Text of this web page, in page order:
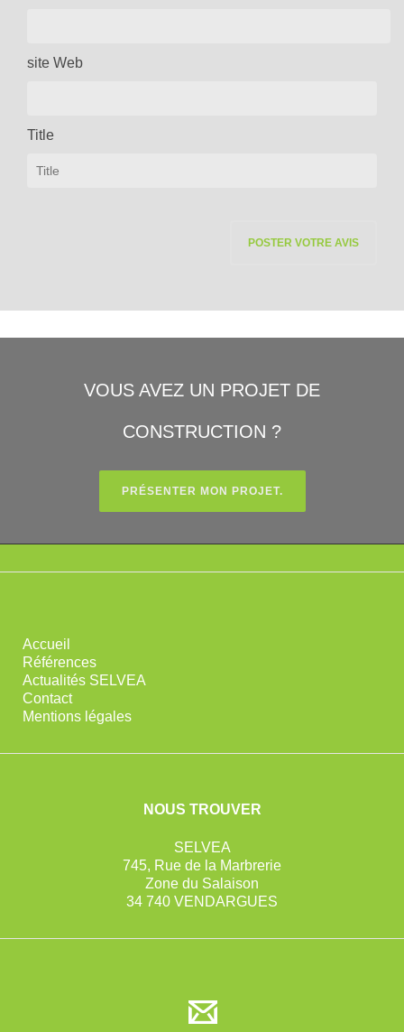
site Web
Title
VOUS AVEZ UN PROJET DE
CONSTRUCTION ?
PRÉSENTER MON PROJET.
Accueil
Références
Actualités SELVEA
Contact
Mentions légales
NOUS TROUVER
SELVEA
745, Rue de la Marbrerie
Zone du Salaison
34 740 VENDARGUES